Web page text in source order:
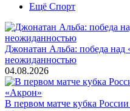
Ещё Спорт
Джонатан Альба: победа над
неожиданностью
04.08.2026
В первом матче кубка